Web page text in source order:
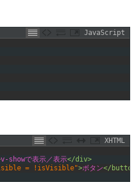
JavaScript
XHTML
v-showで表示／表示</div>
= !isVisible">ボタン</